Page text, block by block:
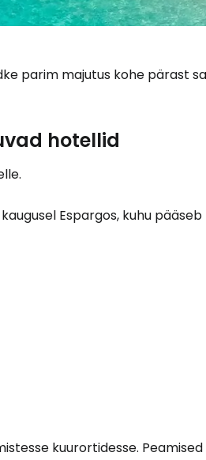
parim majutus kohe pärast
hotellid
Espargos, kuhu
kuurortidesse.